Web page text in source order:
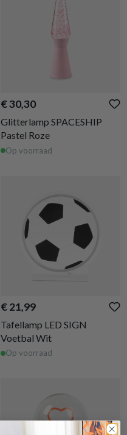
€ 30,30
Glitterlamp SPACESHIP
Pastel Roze
Op voorraad
€ 21,99
Tafellamp LED SIGN
Voetbal Wit
Op voorraad